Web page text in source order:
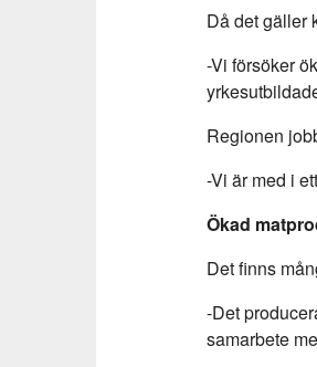
Då det gäller
-Vi försöker
Regionen
-Vi är med i
Ökad
Det finns
-Det
samarbete